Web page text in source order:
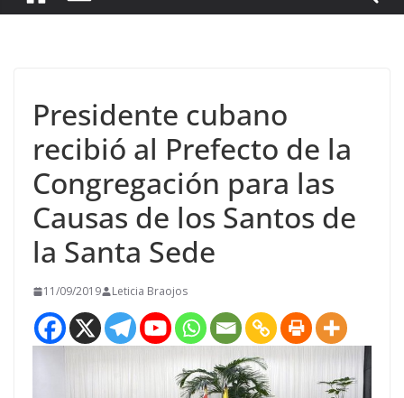
Presidente cubano
recibió al Prefecto de la
Congregación para las
Causas de los Santos de
la Santa Sede
11/09/2019 Leticia Braojos